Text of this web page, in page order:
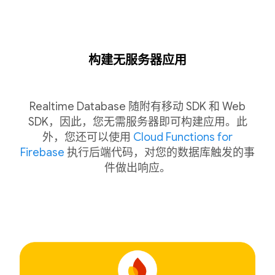
构建无服务器应用
Realtime Database 随附有移动 SDK 和 Web
SDK，因此，您无需服务器即可构建应用。此
外，您还可以使用 Cloud Functions for
Firebase 执行后端代码，对您的数据库触发的事
件做出响应。